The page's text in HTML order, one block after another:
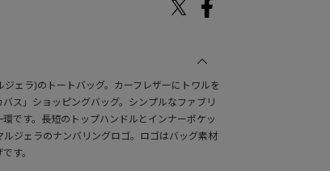
ェラ)のトートバッグ。カーフレザーにトワルを
ス」ショッピングバッグ。シンプルなファブリ
です。長短のトップハンドルとインナーポケッ
ルジェラのナンバリングロゴ。ロゴはバッグ素材
す。